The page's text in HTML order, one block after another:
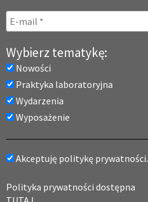
Wybierz tematykę:
Nowości
Praktyka laboratoryjna
Wydarzenia
Wyposażenie
Akceptuję politykę prywatności.
Polityka prywatności dostępna